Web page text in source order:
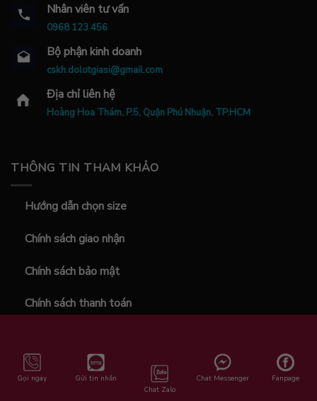
Gọi ngay
Gửi tin nhắn
Chat Zalo
Chat Messenger Fanpage
Nhân viên tư vấn
0968 123 456
Bộ phận kinh doanh
cskh.dolotgiasi@gmail.com
Địa chỉ liên hệ
Hoàng Hoa Thám, P.5, Quận Phú Nhuận, TP.HCM
THÔNG TIN THAM KHẢO
Hướng dẫn chọn size
Chính sách giao nhận
Chính sách bảo mật
Chính sách thanh toán
Copyright 2026 © ❤️ Dolotgiasi.com